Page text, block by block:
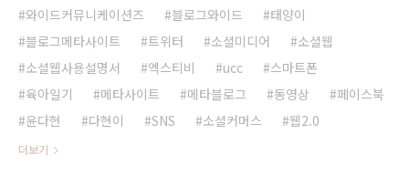
와이드커뮤니케이션즈
블로그와이드
태양이
블로그메타사이트
트위터 소셜미디어
소셜웹
소셜웹사용설명서
엑스티비 ucc
스마트폰
육아일기
메타사이트 메타블로그 동영상
페이스북
윤다현
다현이 SNS 소셜커머스 웹2.0
더보기